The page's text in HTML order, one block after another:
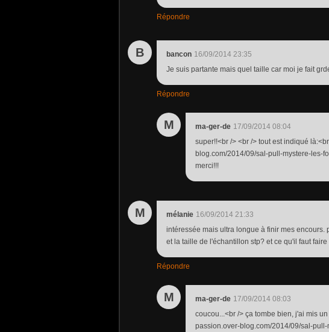
Répondre
B bancon 16/09/2014 23:35
Je suis partante mais quel taille car moi je fait
Répondre
M ma-ger-de 17/09/2014 08:04
super!!<br /> <br /> tout est indiqué
blog.com/2014/09/sal-pull-mystere-les-
merci!!!
M mélanie 16/09/2014 21:33
intéressée mais ultra longue à finir mes
et la taille de l'échantillon stp? et ce qu'il faut
Répondre
M ma-ger-de 17/09/2014 08:03
coucou...<br /> ça tombe bien, j'ai mis
passion.over-blog.com/2014/09/sal-